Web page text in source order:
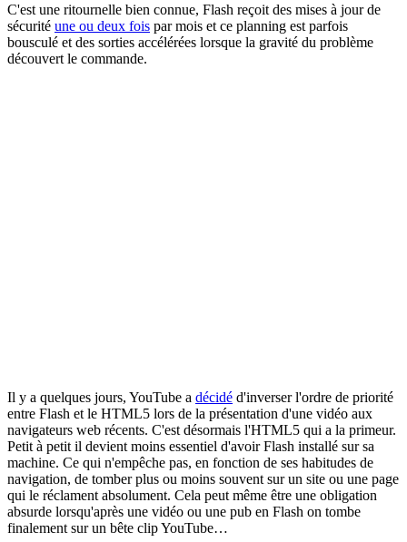
C'est une ritournelle bien connue, Flash reçoit des mises à jour de
sécurité une ou deux fois par mois et ce planning est parfois
bousculé et des sorties accélérées lorsque la gravité du problème
découvert le commande.
Il y a quelques jours, YouTube a décidé d'inverser l'ordre de priorité
entre Flash et le HTML5 lors de la présentation d'une vidéo aux
navigateurs web récents. C'est désormais l'HTML5 qui a la primeur.
Petit à petit il devient moins essentiel d'avoir Flash installé sur sa
machine. Ce qui n'empêche pas, en fonction de ses habitudes de
navigation, de tomber plus ou moins souvent sur un site ou une page
qui le réclament absolument. Cela peut même être une obligation
absurde lorsqu'après une vidéo ou une pub en Flash on tombe
finalement sur un bête clip YouTube…